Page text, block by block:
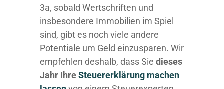
3a, sobald Wertschriften und
insbesondere Immobilien im Spiel
sind, gibt es noch viele andere
Potentiale um Geld einzusparen. Wir
empfehlen deshalb, dass Sie dieses
Jahr IhreSteuererklärung machen